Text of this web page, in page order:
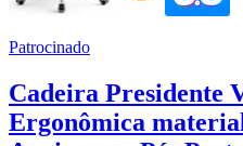
Patrocinado
Cadeira Presidente
Ergonômica